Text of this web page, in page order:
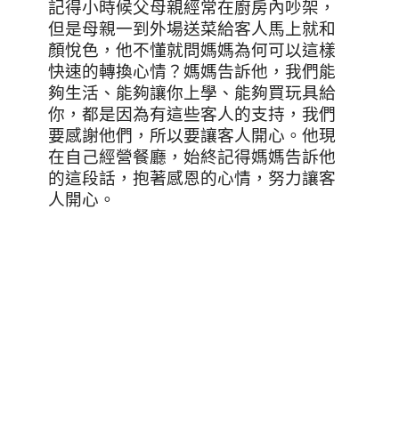
記得小時候父母親經常在廚房內吵架，
但是母親一到外場送菜給客人馬上就和
顏悅色，他不懂就問媽媽為何可以這樣
快速的轉換心情？媽媽告訴他，我們能
夠生活、能夠讓你上學、能夠買玩具給
你，都是因為有這些客人的支持，我們
要感謝他們，所以要讓客人開心。他現
在自己經營餐廳，始終記得媽媽告訴他
的這段話，抱著感恩的心情，努力讓客
人開心。